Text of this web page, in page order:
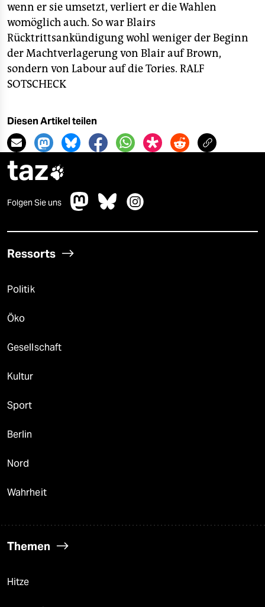
wenn er sie umsetzt, verliert er die Wahlen
womöglich auch. So war Blairs
Rücktrittsankündigung wohl weniger der Beginn
der Machtverlagerung von Blair auf Brown,
sondern von Labour auf die Tories. RALF
SOTSCHECK
Diesen Artikel teilen
taz
Folgen Sie uns
Ressorts
Politik
Öko
Gesellschaft
Kultur
Sport
Berlin
Nord
Wahrheit
Themen
Hitze